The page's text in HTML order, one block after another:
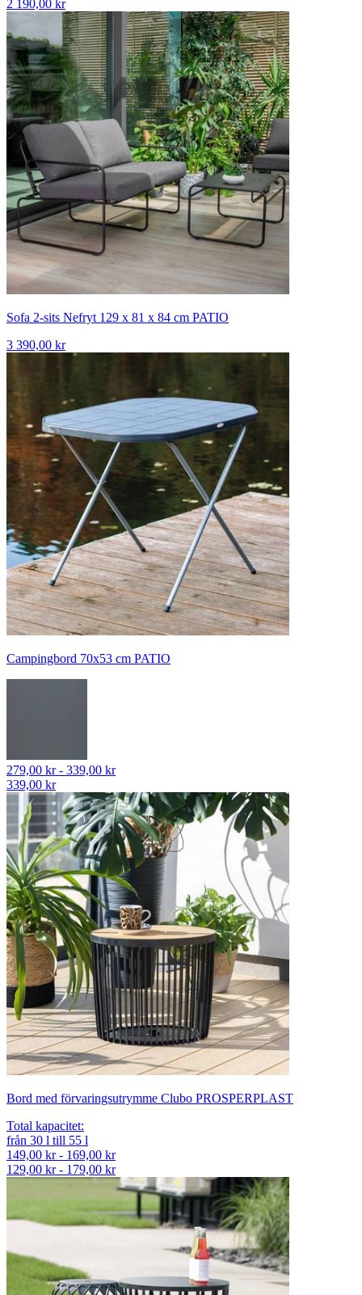
2 190,00 kr
Sofa 2-sits Nefryt 129 x 81 x 84 cm PATIO
3 390,00 kr
Campingbord 70x53 cm PATIO
279,00 kr - 339,00 kr
339,00 kr
Bord med förvaringsutrymme Clubo PROSPERPLAST
Total kapacitet:
från 30 l till 55 l
149,00 kr - 169,00 kr
129,00 kr - 179,00 kr